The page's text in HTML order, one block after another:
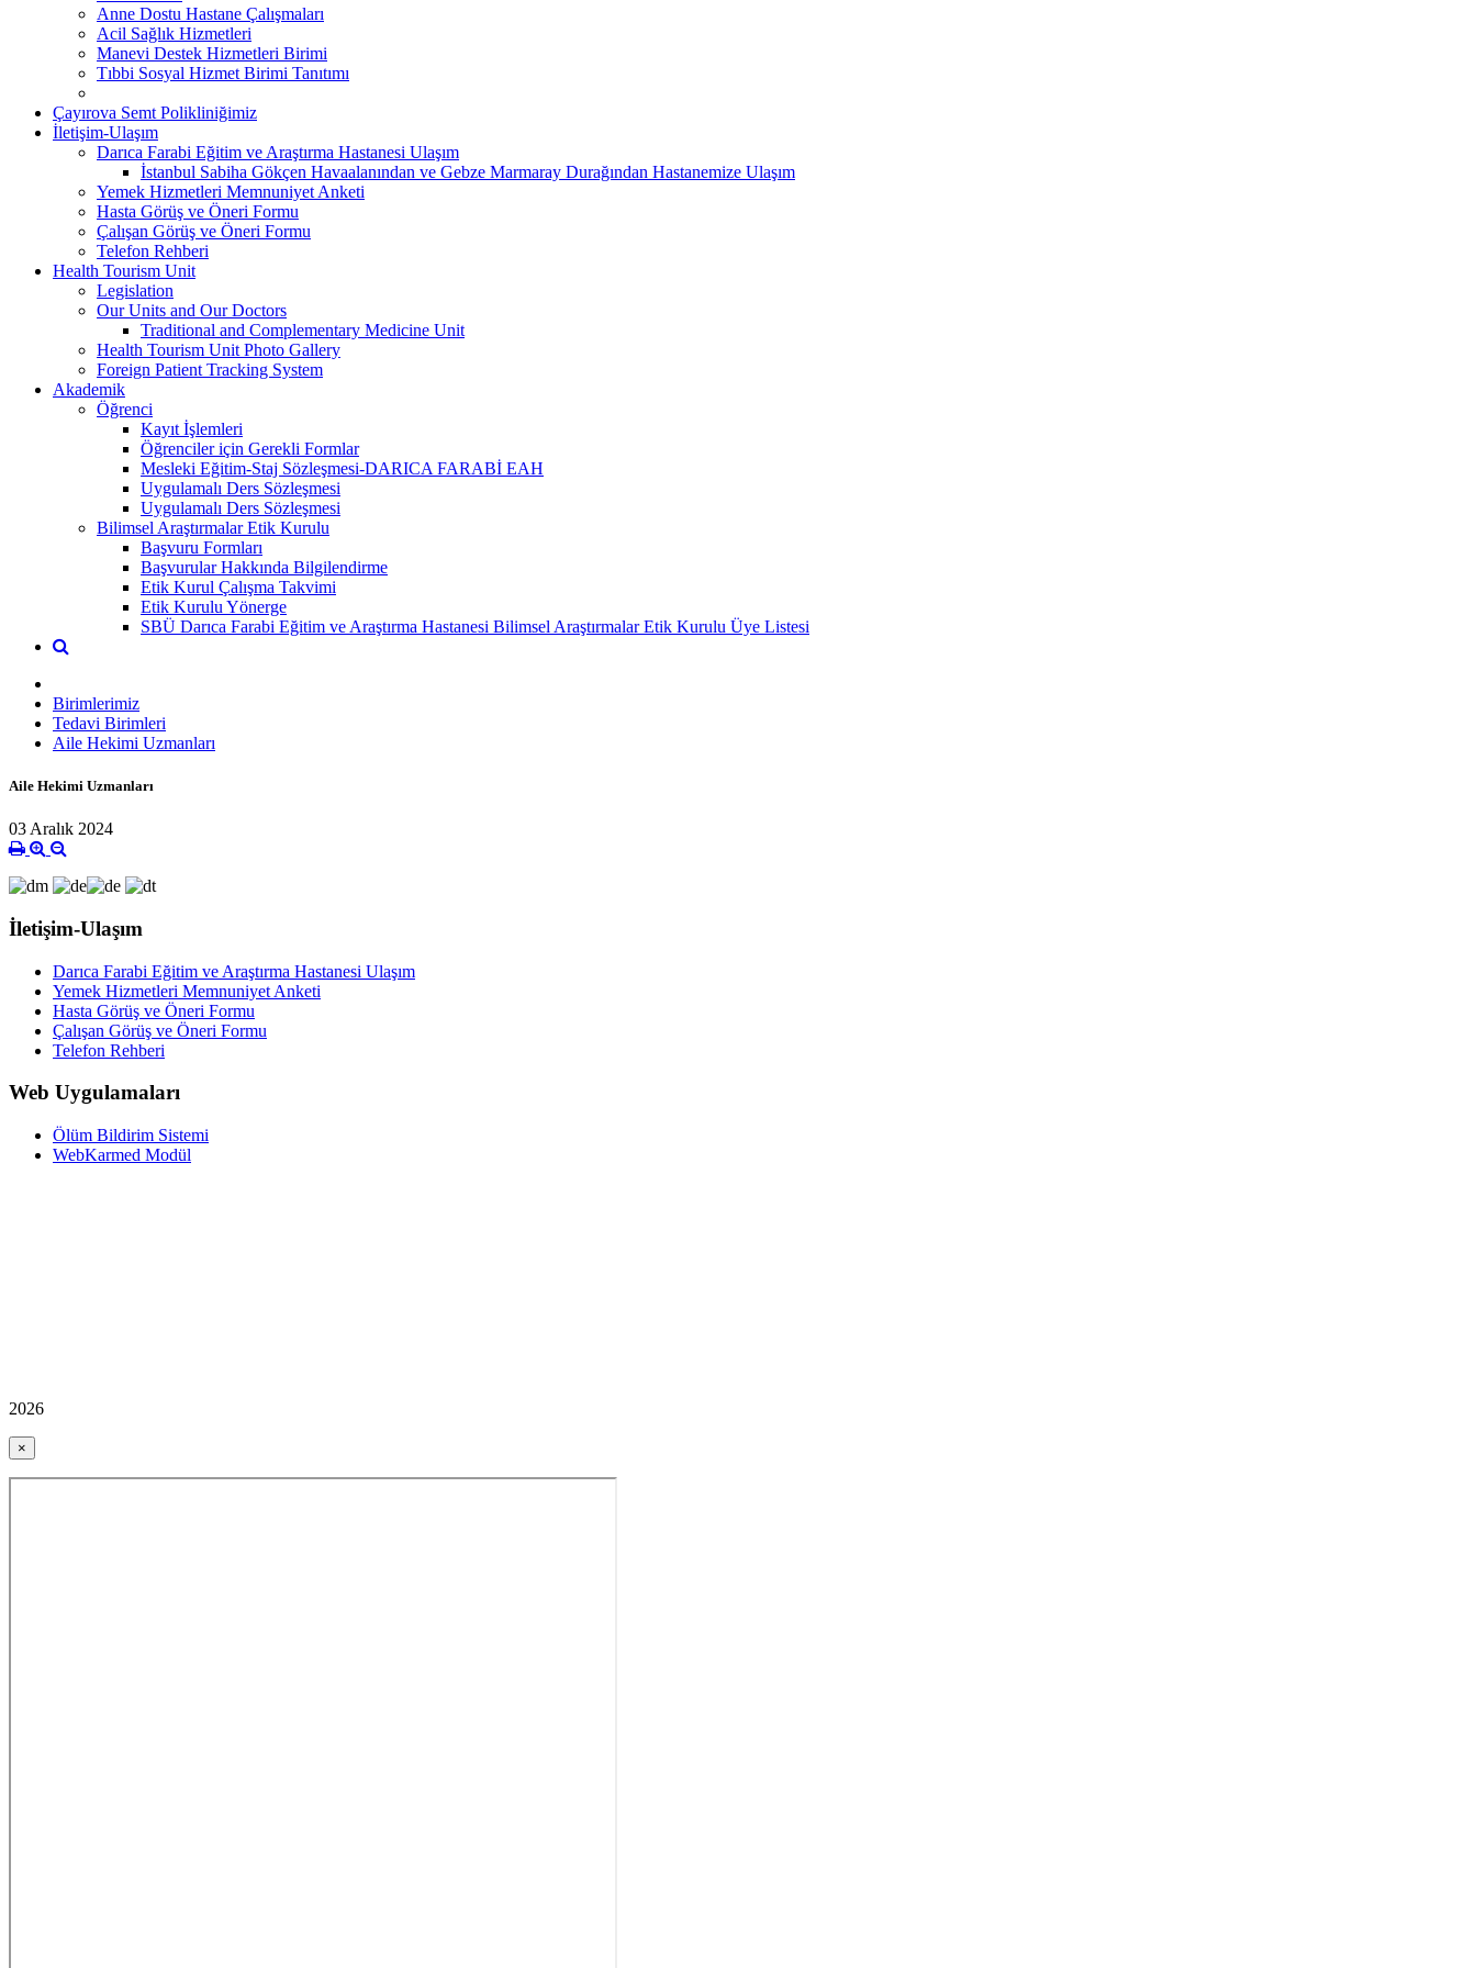
Anne Dostu Hastane Çalışmaları
Acil Sağlık Hizmetleri
Manevi Destek Hizmetleri Birimi
Tıbbi Sosyal Hizmet Birimi Tanıtımı
Çayırova Semt Polikliniğimiz
İletişim-Ulaşım
Darıca Farabi Eğitim ve Araştırma Hastanesi Ulaşım
İstanbul Sabiha Gökçen Havaalanından ve Gebze Marmaray Durağından Hastanemize Ulaşım
Yemek Hizmetleri Memnuniyet Anketi
Hasta Görüş ve Öneri Formu
Çalışan Görüş ve Öneri Formu
Telefon Rehberi
Health Tourism Unit
Legislation
Our Units and Our Doctors
Traditional and Complementary Medicine Unit
Health Tourism Unit Photo Gallery
Foreign Patient Tracking System
Akademik
Öğrenci
Kayıt İşlemleri
Öğrenciler için Gerekli Formlar
Mesleki Eğitim-Staj Sözleşmesi-DARICA FARABİ EAH
Uygulamalı Ders Sözleşmesi
Uygulamalı Ders Sözleşmesi
Bilimsel Araştırmalar Etik Kurulu
Başvuru Formları
Başvurular Hakkında Bilgilendirme
Etik Kurul Çalışma Takvimi
Etik Kurulu Yönerge
SBÜ Darıca Farabi Eğitim ve Araştırma Hastanesi Bilimsel Araştırmalar Etik Kurulu Üye Listesi
Birimlerimiz
Tedavi Birimleri
Aile Hekimi Uzmanları
Aile Hekimi Uzmanları
03 Aralık 2024
İletişim-Ulaşım
Darıca Farabi Eğitim ve Araştırma Hastanesi Ulaşım
Yemek Hizmetleri Memnuniyet Anketi
Hasta Görüş ve Öneri Formu
Çalışan Görüş ve Öneri Formu
Telefon Rehberi
Web Uygulamaları
Ölüm Bildirim Sistemi
WebKarmed Modül
2026
×